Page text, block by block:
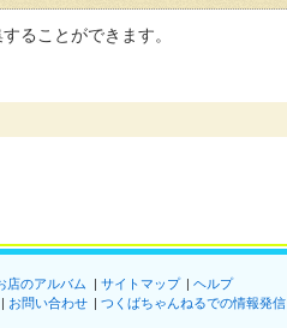
ることができます。
店のアルバム サイトマップ
ヘルプ
お問い合わせ つくばちゃんねるでの情報発信